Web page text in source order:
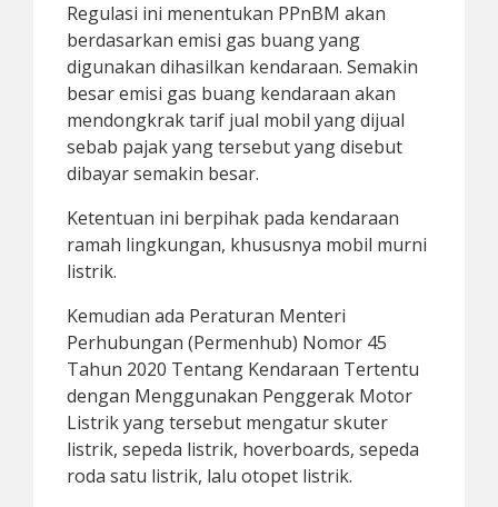
Regulasi ini menentukan PPnBM akan
berdasarkan emisi gas buang yang
digunakan dihasilkan kendaraan. Semakin
besar emisi gas buang kendaraan akan
mendongkrak tarif jual mobil yang dijual
sebab pajak yang tersebut yang disebut
dibayar semakin besar.
Ketentuan ini berpihak pada kendaraan
ramah lingkungan, khususnya mobil murni
listrik.
Kemudian ada Peraturan Menteri
Perhubungan (Permenhub) Nomor 45
Tahun 2020 Tentang Kendaraan Tertentu
dengan Menggunakan Penggerak Motor
Listrik yang tersebut mengatur skuter
listrik, sepeda listrik, hoverboards, sepeda
roda satu listrik, lalu otopet listrik.